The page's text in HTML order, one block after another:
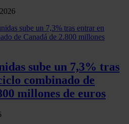
de redes sociales,
hayan recopilado a partir del uso
sube un 7,3% tras
combinado de
millones de euros